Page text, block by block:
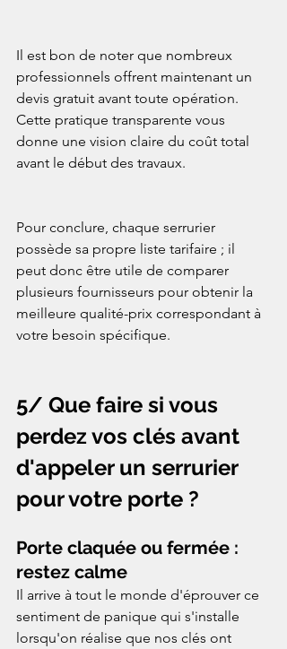
Il est bon de noter que nombreux
professionnels offrent maintenant un
devis gratuit avant toute opération.
Cette pratique transparente vous
donne une vision claire du coût total
avant le début des travaux.
Pour conclure, chaque serrurier
possède sa propre liste tarifaire ; il
peut donc être utile de comparer
plusieurs fournisseurs pour obtenir la
meilleure qualité-prix correspondant à
votre besoin spécifique.
5/ Que faire si vous
perdez vos clés avant
d'appeler un serrurier
pour votre porte ?
Porte claquée ou fermée :
restez calme
Il arrive à tout le monde d'éprouver ce
sentiment de panique qui s'installe
lorsqu'on réalise que nos clés ont